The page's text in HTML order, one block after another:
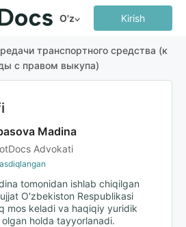
O'z Kirish
транспортного средства (к
с правом выкупа)
Madina
Advokati
tomonidan ishlab chiqilgan
O'zbekiston Respublikasi
mos keladi va haqiqiy yuridik
holda tayyorlanadi.